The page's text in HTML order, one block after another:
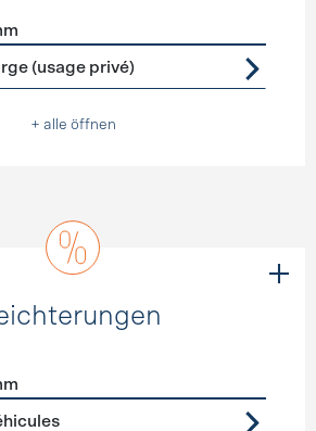
Ladeinfrastruktur
(usage privé)
+ alle öffnen
Steuererleichterungen